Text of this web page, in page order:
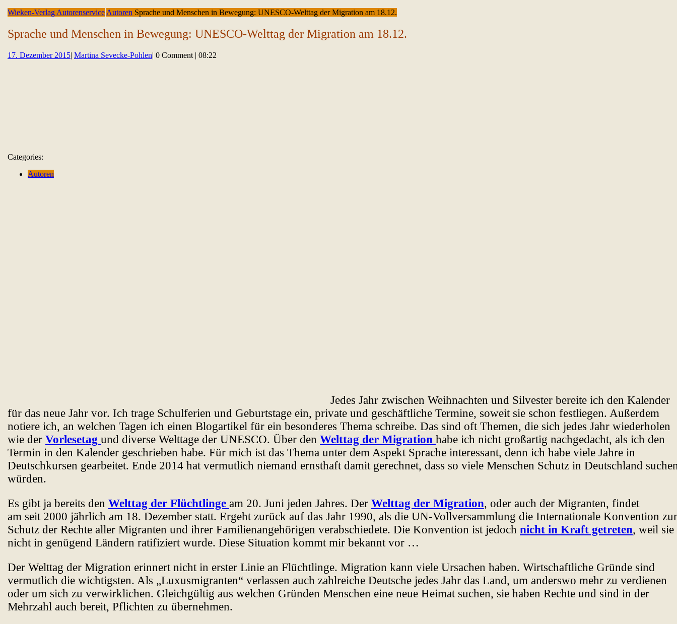
CLOSE
Wieken-Verlag Autorenservice Autoren Sprache und Menschen in Bewegung: UNESCO-Welttag der Migration am 18.12.
Sprache und Menschen in Bewegung: UNESCO-Welttag der Migration am 18.12.
17. Dezember 201517.
| Martina Sevecke-PohlenMartina
| 0 Comment | 08:22
Categories:
Autoren
Jedes Jahr zwischen Weihnachten und Silvester bereite ich den Kalender
für das neue Jahr vor. Ich trage Schulferien und Geburtstage ein, private und geschäftliche Termine, soweit sie schon festliegen. Außerdem
notiere ich, an welchen Tagen ich einen Blogartikel für ein besonderes Thema schreibe. Das sind oft Themen, die sich jedes Jahr wiederholen
wie der Vorlesetag und diverse Welttage der UNESCO. Über den Welttag der Migration habe ich nicht großartig nachgedacht, als ich den
Termin in den Kalender geschrieben habe. Für mich ist das Thema unter dem Aspekt Sprache interessant, denn ich habe viele Jahre in
Deutschkursen gearbeitet. Ende 2014 hat vermutlich niemand ernsthaft damit gerechnet, dass so viele Menschen Schutz in Deutschland
würden.
Es gibt ja bereits den Welttag der Flüchtlinge am 20. Juni jeden Jahres. Der Welttag der Migration, oder auch der Migranten, findet
am seit 2000 jährlich am 18. Dezember statt. Ergeht zurück auf das Jahr 1990, als die UN-Vollversammlung die Internationale Konvention
Schutz der Rechte aller Migranten und ihrer Familienangehörigen verabschiedete. Die Konvention ist jedoch nicht in Kraft getreten, weil sie
nicht in genügend Ländern ratifiziert wurde. Diese Situation kommt mir bekannt vor …
Der Welttag der Migration erinnert nicht in erster Linie an Flüchtlinge. Migration kann viele Ursachen haben. Wirtschaftliche Gründe sind
vermutlich die wichtigsten. Als „Luxusmigranten“ verlassen auch zahlreiche Deutsche jedes Jahr das Land, um anderswo mehr zu verdienen
oder um sich zu verwirklichen. Gleichgültig aus welchen Gründen Menschen eine neue Heimat suchen, sie haben Rechte und sind in der
Mehrzahl auch bereit, Pflichten zu übernehmen.